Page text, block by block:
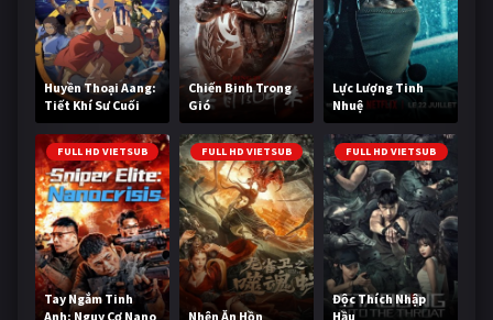
Huyền Thoại Aang:
Tiết Khí Sư Cuối
Cùng
Chiến Binh Trong
Gió
Lực Lượng Tinh
Nhuệ
FULL HD VIETSUB
Tay Ngắm Tinh
Anh: Nguy Cơ Nano
FULL HD VIETSUB
Nhện Ăn Hồn
FULL HD VIETSUB
Độc Thích Nhập
Hầu